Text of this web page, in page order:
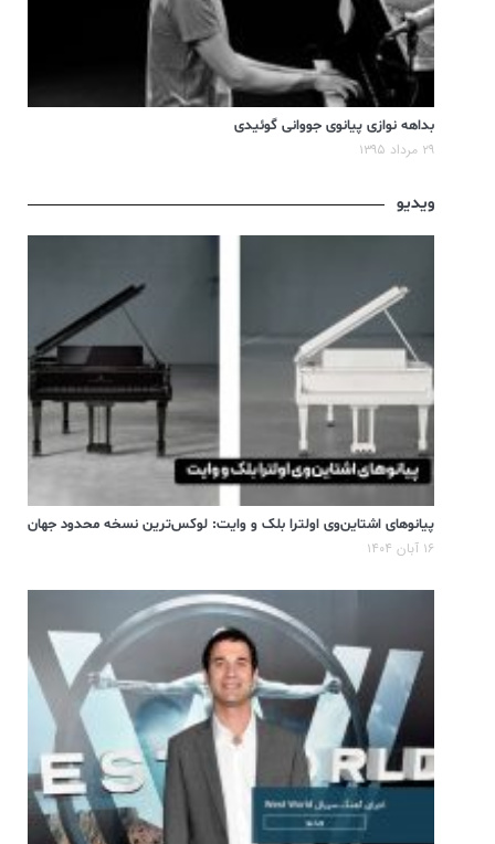
بداهه نوازی پیانوی جووانی گوئیدی
۲۹ مرداد ۱۳۹۵
ویدیو
پیانوهای اشتاین‌وی اولترا بلک و وایت: لوکس‌ترین نسخه محدود جهان
۱۶ آبان ۱۴۰۴